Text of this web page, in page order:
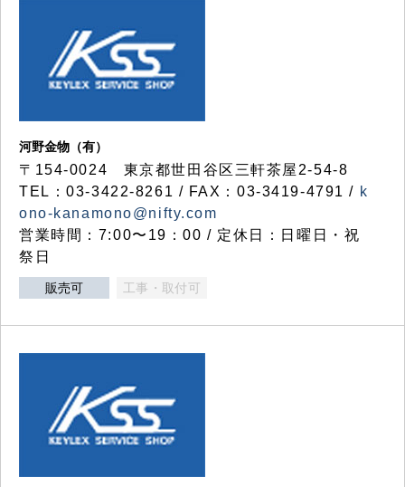
河野金物（有）
〒154-0024 東京都世田谷区三軒茶屋2-54-8
TEL：03-3422-8261 / FAX：03-3419-4791 / k
ono-kanamono@nifty.com
営業時間：7:00〜19：00 / 定休日：日曜日・祝
祭日
販売可 工事・取付可